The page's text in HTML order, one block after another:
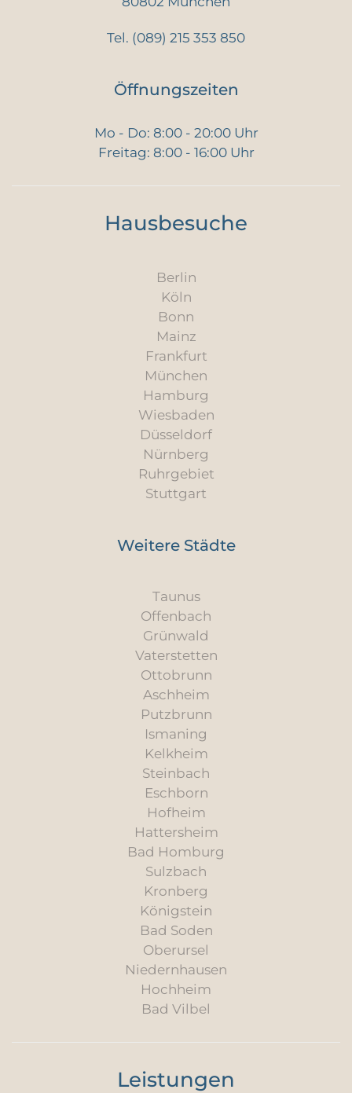
Tel. (089) 215 353 850
Öffnungszeiten
Mo - Do: 8:00 - 20:00 Uhr
Freitag: 8:00 - 16:00 Uhr
Hausbesuche
Berlin
Köln
Bonn
Mainz
Frankfurt
München
Hamburg
Wiesbaden
Düsseldorf
Nürnberg
Ruhrgebiet
Stuttgart
Weitere Städte
Taunus
Offenbach
Grünwald
Vaterstetten
Ottobrunn
Aschheim
Putzbrunn
Ismaning
Kelkheim
Steinbach
Eschborn
Hofheim
Hattersheim
Bad Homburg
Sulzbach
Kronberg
Königstein
Bad Soden
Oberursel
Niedernhausen
Hochheim
Bad Vilbel
Leistungen